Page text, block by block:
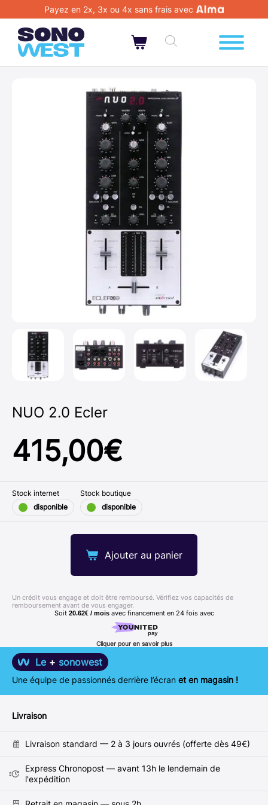
Payez en 2x, 3x ou 4x sans frais avec
NUO 2.0 Ecler
415,00€
Ajouter au panier
Soit 20.62€ / mois avec financement en 24 fois avec
Cliquer pour en savoir plus
Un crédit vous engage et doit être remboursé. Vérifiez vos capacités de
remboursement avant de vous engager.
Stock internet
disponible
Stock boutique
disponible
Le + sonowest
Une équipe de passionnés derrière l’écran et en magasin !
Livraison
Livraison standard — 2 à 3 jours ouvrés (offerte dès 49€)
Express Chronopost — avant 13h le lendemain de
l'expédition